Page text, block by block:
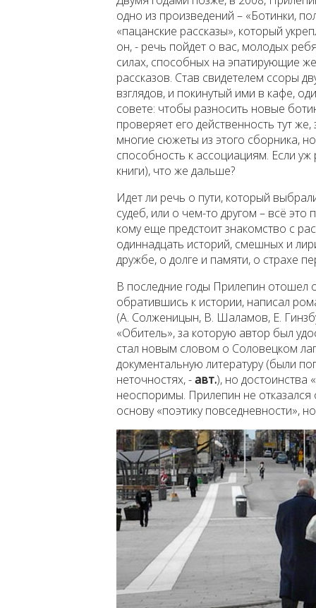
одно из произведений – «Ботинки,
«пацанские рассказы», который
он, - речь пойдет о вас, молодых
силах, способных на эпатирующие
рассказов. Став свидетелем ссоры
взглядов, и покинутый ими в кафе,
совете: чтобы разносить новые
проверяет его действенность тут
многие сюжеты из этого сборника,
способность к ассоциациям. Если
книги), что же дальше?
Идет ли речь о пути, который
судеб, или о чем-то другом – всё
кому еще предстоит знакомство с
одиннадцать историй, смешных и
дружбе, о долге и памяти, о страхе
В последние годы Прилепин отошел
обратившись к истории, написал
(А. Солженицын, В. Шаламов, Е.
«Обитель», за которую автор был
стал новым словом о Соловецком
документальную литературу (были
неточностях, -авт.), но достоинства
неоспоримы. Прилепин не отказался
основу «поэтику повседневности»,